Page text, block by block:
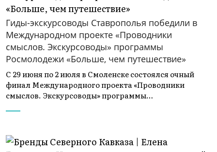
Гиды-экскурсоводы Ставрополья победили в
Международном проекте «Проводники
смыслов. Экскурсоводы» программы
Росмолодежи «Больше, чем путешествие»
С 29 июня по 2 июля в Смоленске состоялся очный
финал Международного проекта «Проводники
смыслов. Экскурсоводы» программы…